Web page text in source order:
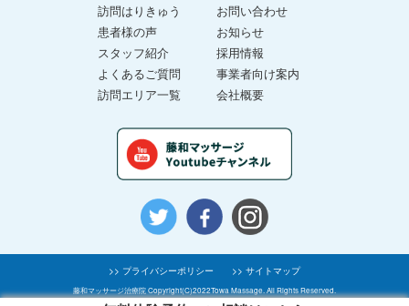
訪問はりきゅう
患者様の声
スタッフ紹介
よくあるご質問
訪問エリア一覧
お問い合わせ
お知らせ
採用情報
事業者向け案内
会社概要
>> プライバシーポリシー >> サイトマップ
藤和マッサージ治療院 Copyright(C)2022Towa Massage. All Rights Reserved.